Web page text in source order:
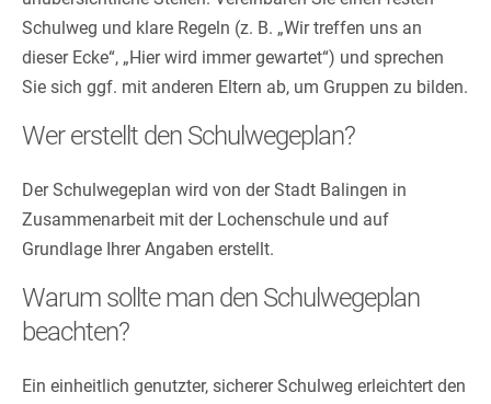
Schulweg und klare Regeln (z. B. „Wir treffen uns an
dieser Ecke“, „Hier wird immer gewartet“) und sprechen
Sie sich ggf. mit anderen Eltern ab, um Gruppen zu bilden.
Wer erstellt den Schulwegeplan?
Der Schulwegeplan wird von der Stadt Balingen in
Zusammenarbeit mit der Lochenschule und auf
Grundlage Ihrer Angaben erstellt.
Warum sollte man den Schulwegeplan
beachten?
Ein einheitlich genutzter, sicherer Schulweg erleichtert den